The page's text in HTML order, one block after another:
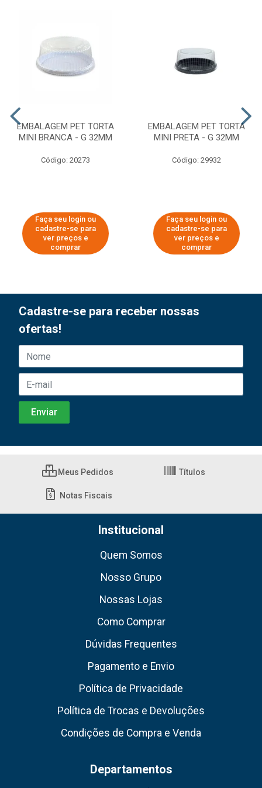
EMBALAGEM PET TORTA
MINI BRANCA - G 32MM
Código: 20273
Faça seu login ou
cadastre-se para
ver preços e
comprar
EMBALAGEM PET TORTA
MINI PRETA - G 32MM
Código: 29932
Faça seu login ou
cadastre-se para
ver preços e
comprar
Cadastre-se para receber nossas
ofertas!
Meus Pedidos Títulos
Notas Fiscais
Institucional
Quem Somos
Nosso Grupo
Nossas Lojas
Como Comprar
Dúvidas Frequentes
Pagamento e Envio
Política de Privacidade
Política de Trocas e Devoluções
Condições de Compra e Venda
Departamentos